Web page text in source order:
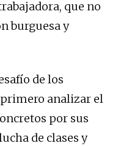
que no
burguesa y
de los
analizar el
por sus
de clases y